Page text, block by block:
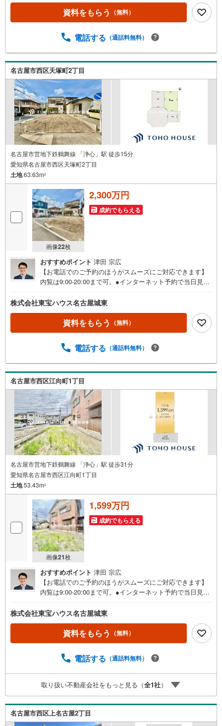
資料をもらう （無料）
電話する （通話料無料）
名古屋市西区天塚町2丁目
名古屋市営地下鉄鶴舞線 「浄心」駅 徒歩15分
愛知県名古屋市西区天塚町2丁目
土地63.63m2
画像22枚
2,300万円
成約でもらえる
おすすめポイント 津田 宗広
【お電話でのご予約のほうがスムーズにご対応できます】
内覧は9:00-20:00まで可。●インターネット予約で当日見学
（2）本日～4日以内をご希望の方は「ご要望・ご質問欄」
に希望日時をご記入ください！《東宝ハウス名古屋城東の
こだわり》スタッフ一同、すべてのお客様に対して、自分
の家族や仲の良い友人に対するときと同じ気持ちで接客さ
と出会い、住宅ローンやその他のサービスの内容にもご満
だきます。私たちが携わる不動産ビジネスでは安全で安心
な取引を実現することはプロとしての使命です。営業スタ
ッフを管理職が常にサポートする体制で、ダブルチェック
はもちろん何度も報告と確認を繰り返し、取引の安全性を
追求しています。ご覧いただきありがとうございます！
株式会社東宝ハウス名古屋城東
資料をもらう （無料）
電話する （通話料無料）
名古屋市西区江向町1丁目
名古屋市営地下鉄鶴舞線 「浄心」駅 徒歩31分
愛知県名古屋市西区江向町1丁目
土地53.43m2
画像21枚
1,599万円
成約でもらえる
おすすめポイント 津田 宗広
【お電話でのご予約のほうがスムーズにご対応できます】
内覧は9:00-20:00まで可。●インターネット予約で当日見学
（2）本日～4日以内をご希望の方は「ご要望・ご質問欄」
に希望日時をご記入ください！《東宝ハウス名古屋城東の
こだわり》スタッフ一同、すべてのお客様に対して、自分
の家族や仲の良い友人に対するときと同じ気持ちで接客さ
と出会い、住宅ローンやその他のサービスの内容にもご満
だきます。私たちが携わる不動産ビジネスでは安全で安心
な取引を実現することはプロとしての使命です。営業スタ
はもちろん何度も報告と確認を繰り返し、取引の安全性を
追求しています。ご覧いただきありがとうございます！
株式会社東宝ハウス名古屋城東
資料をもらう （無料）
電話する （通話料無料）
取り扱い不動産会社をもっと見る（全1社）
名古屋市西区上名古屋2丁目